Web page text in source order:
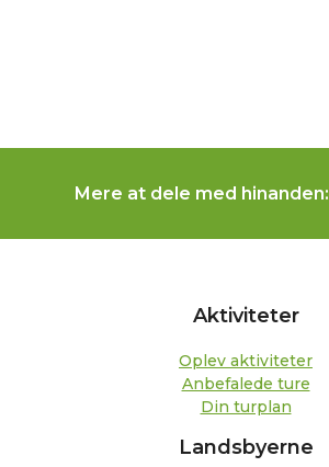
Mere at dele med hinanden:
Aktiviteter
Oplev aktiviteter
Anbefalede ture
Din turplan
Landsbyerne